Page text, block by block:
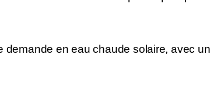
en eau chaude solaire, avec